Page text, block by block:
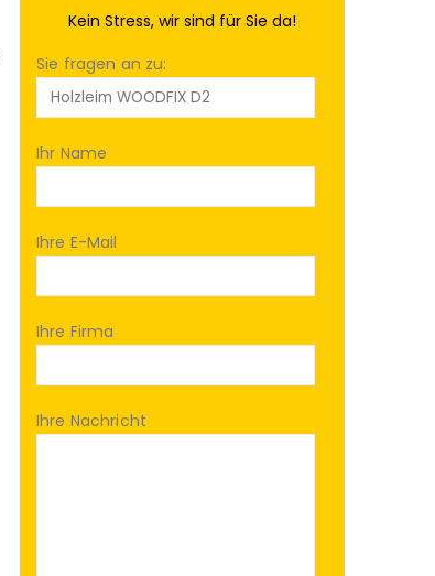
Kein Stress, wir sind für Sie da!
Sie fragen an zu:
Ihr Name
Ihre E-Mail
Ihre Firma
Ihre Nachricht